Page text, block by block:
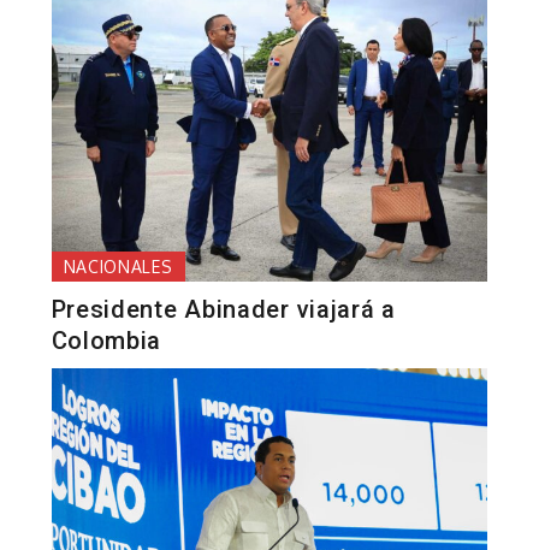
NACIONALES
Presidente Abinader viajará a
Colombia